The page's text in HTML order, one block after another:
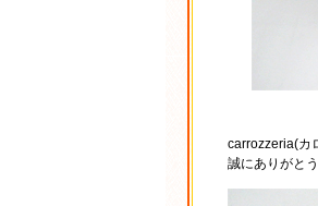
carrozzeria(カ
誠にありがと